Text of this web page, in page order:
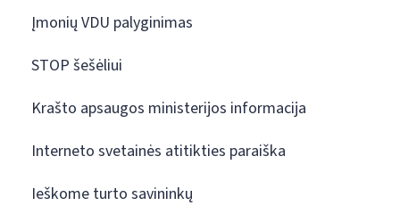
Įmonių VDU palyginimas
STOP šešėliui
Krašto apsaugos ministerijos informacija
Interneto svetainės atitikties paraiška
Ieškome turto savininkų